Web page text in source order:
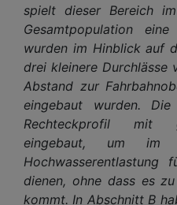
spielt dieser Bereich
Gesamtpopulation
wurden im Hinblick auf
drei kleinere
Abstand zur
eingebaut wurden.
Rechteckprofil mit
eingebaut, um im
Hochwasserentlastung
dienen, ohne dass es
kommt. In Abschnitt B